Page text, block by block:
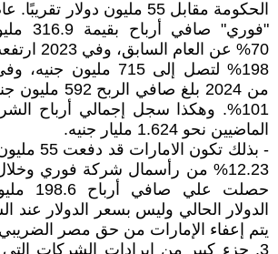
"فوري"
70% عن
198% لتصل إلى 715
من 2024 بلغ صافي
101%. وهكذا سجل إجمالي أرباح
الماضيين نحو 1.624 مليار جنيه.
- بذلك تكون
12.23% من رأسمال شركة فوري
حصلت
الدولار الحالي وليس بسعر الدولار عند
يتم إعفاء الإمارات من حق مصر
3. جزء كبير من إيرادات الشركات